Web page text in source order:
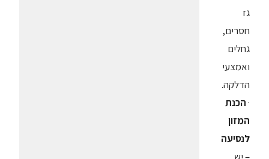
גז
חסרים,
גחלים
ואמצעי
הדלקה.
·הכנת
המזון
לנסיעה